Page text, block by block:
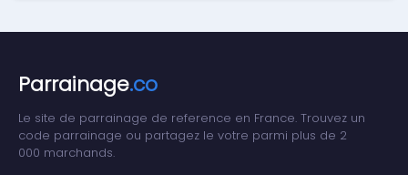
Parrainage.co
Le site de parrainage de reference en France. Trouvez un
code parrainage ou partagez le votre parmi plus de 2
000 marchands.